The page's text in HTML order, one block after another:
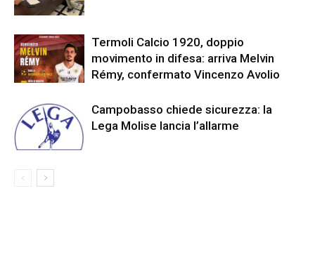
Termoli Calcio 1920, doppio
movimento in difesa: arriva Melvin
Rémy, confermato Vincenzo Avolio
Campobasso chiede sicurezza: la
Lega Molise lancia l’allarme